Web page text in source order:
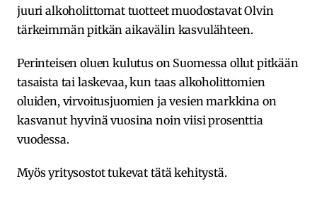
juuri alkoholittomat tuotteet muodostavat Olvin
tärkeimmän pitkän aikavälin kasvulähteen.
Perinteisen oluen kulutus on Suomessa ollut pitkään
tasaista tai laskevaa, kun taas alkoholittomien
oluiden, virvoitusjuomien ja vesien markkina on
kasvanut hyvinä vuosina noin viisi prosenttia
vuodessa.
Myös yritysostot tukevat tätä kehitystä.